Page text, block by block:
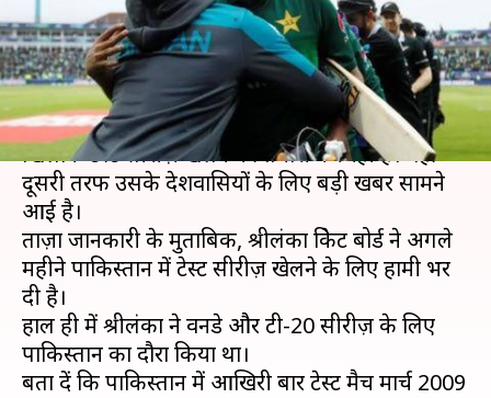
लेखन मोहम्मद वाहिद Nov 14, 2019 07:06 pm
क्या है खबर?
एक तरफ जहां पाकिस्तान क्रिकेट टीम ऑस्ट्रेलिया के
खिलाफ टेस्ट सीरीज़ खेलने की तैयारी कर रही है। वहीं
दूसरी तरफ उसके देशवासियों के लिए बड़ी खबर सामने
आई है।
ताज़ा जानकारी के मुताबिक, श्रीलंका क्रिकेट बोर्ड ने अगले
महीने पाकिस्तान में टेस्ट सीरीज़ खेलने के लिए हामी भर
दी है।
हाल ही में श्रीलंका ने वनडे और टी-20 सीरीज़ के लिए
पाकिस्तान का दौरा किया था।
बता दें कि पाकिस्तान में आखिरी बार टेस्ट मैच मार्च 2009